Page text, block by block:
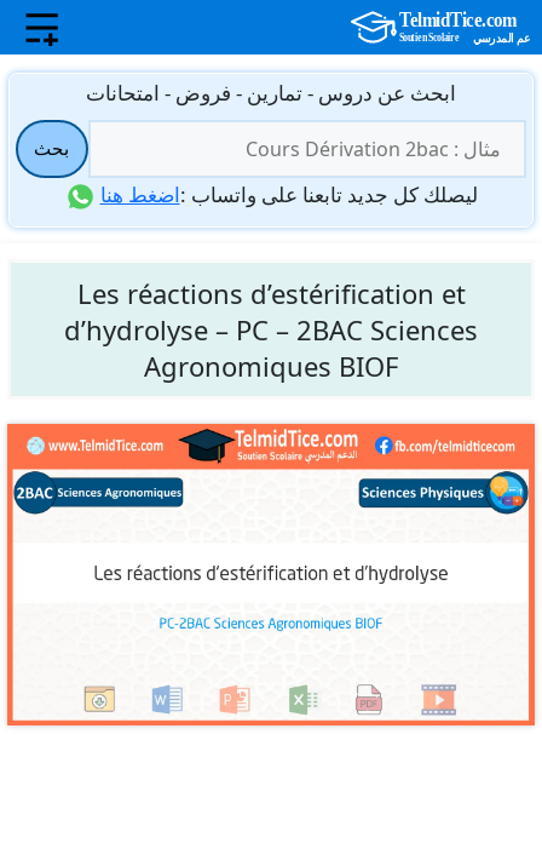
انتقل
المحتوى
ابحث عن دروس - تمارين - فروض - امتحانات
عن:
بحث
ليصلك كل جديد تابعنا على واتساب :اضغط هنا
Les réactions d’estérification et
d’hydrolyse – PC – 2BAC Sciences
Agronomiques BIOF